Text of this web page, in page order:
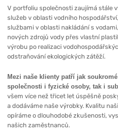
V portfoliu společnosti zaujímá stále
služeb v oblasti vodního
službami v oblasti nakládání s
nových zdrojů vody přes vlastní
výrobu po realizaci
odstraňování ekologických zátěží.
Mezi naše klienty patří jak
společnosti i fyzické osoby, tak i
všem více než třicet let úspěšně
a dodáváme naše výrobky. Kvalitu
opíráme o dlouhodobé zkušenosti,
našich zaměstnanců.